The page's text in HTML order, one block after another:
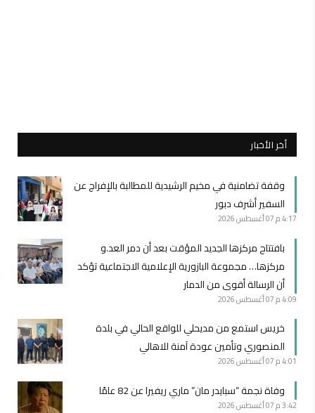
أخر الأخبار
وقفة تضامنية في مخيم الرشيدية للمطالبة بالإفراج عن
السفير أشرف دبور
4:17 م 07 أغسطس 2026
بافتتاح مركزها الجديد المؤقت بعد أن دمر العد.و
مركزها… مجموعة البازورية الإعلامية الاجتماعية تؤكد
أن الرسالة أقوى من الدمار
4:09 م 07 أغسطس 2026
خريس استمع من مديحلي للواقع الحالي في بلدة
المنصوري وتأمين عودة آمنة للاهالي
4:01 م 07 أغسطس 2026
وفاة نجمة “سبايدر مان” ماري ريفيرا عن 82 عامًا
3:42 م 07 أغسطس 2026